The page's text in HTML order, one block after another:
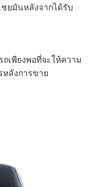
ยมันหลังจากได้รับ
เพียงพอที่จะให้ความ
ลังการขาย